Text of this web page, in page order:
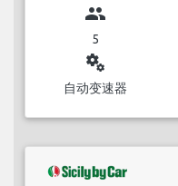
group
5
miscellaneous_services
自动变速器